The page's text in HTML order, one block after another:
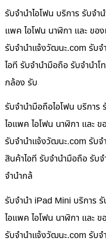
รับจำนำไอโฟน บริการ รับจำ
แพค ไอโฟน นาฬิกา และ ขอ
รับจํานําแจ้งวัฒนะ.com รับจ
ไอที รับจำนำมือถือ รับจำนำ
กล้อง รับ
รับจำนำมือถือไอโฟน บริการ
ไอแพค ไอโฟน นาฬิกา และ
รับจํานําแจ้งวัฒนะ.com รับจ
สินค้าไอที รับจำนำมือถือ รับ
จำนำกล้
รับจำนำ iPad Mini บริการ
ไอแพค ไอโฟน นาฬิกา และ
รับจํานําแจ้งวัฒนะ.com รับจ